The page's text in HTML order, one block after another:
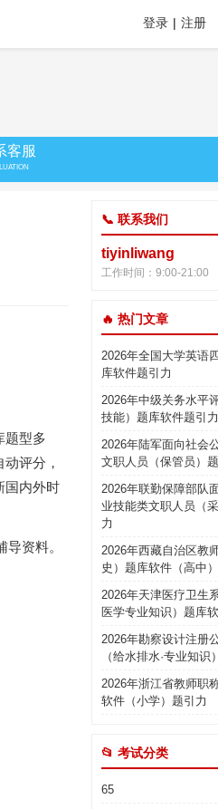
登录 | 注册
客服
题型多
评分，
国内外时
资料。
📞 联系我们
tiyinliwang
工作时间：9:00-21:00
🔥 热门文章
2026年全国大学英语
库软件题引力
2026年中级关务水平
技能）题库软件题引力
2026年陆军面向社会
文职人员（保管员）
2026年联勤保障部队
业技能类文职人员（
力
2026年西藏自治区教
史）题库软件（高中
2026年天津医疗卫生
医学专业知识）题库
2026年勘察设计注册
（给水排水·专业知
2026年浙江省教师职
软件（小学）题引力
📂 考试分类
65